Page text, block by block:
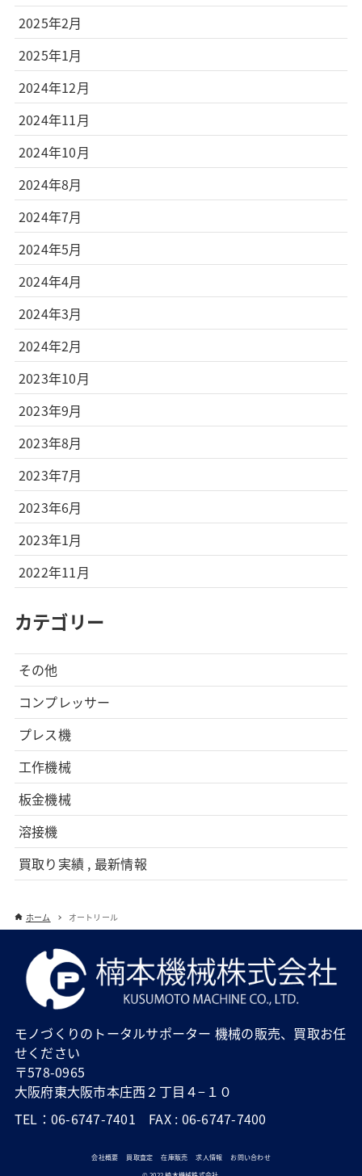
2025年2月
2025年1月
2024年12月
2024年11月
2024年10月
2024年8月
2024年7月
2024年5月
2024年4月
2024年3月
2024年2月
2023年10月
2023年9月
2023年8月
2023年7月
2023年6月
2023年1月
2022年11月
カテゴリー
その他
コンプレッサー
プレス機
工作機械
板金機械
溶接機
買取り実績 , 最新情報
ホーム オートリール
モノづくりのトータルサポーター 機械の販売、買取お任
せください
〒578-0965
大阪府東大阪市本庄西２丁目４−１０
TEL：06-6747-7401 FAX : 06-6747-7400
会社概要 買取査定 在庫販売 求人情報
お問い合わせ